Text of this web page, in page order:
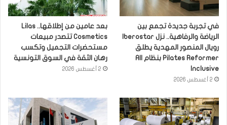
في تجربة جديدة تجمع بين
رويال المنصور المهدية يطلق
Pilates Reformer بنظام All
Inclusive
2 أغسطس 2026
بعد عامين من إطلاقها.. Lilas
Cosmetics تتصدر مبيعات
مستحضرات التجميل وتكسب
رهان الثقة في السوق التونسية
2 أغسطس 2026